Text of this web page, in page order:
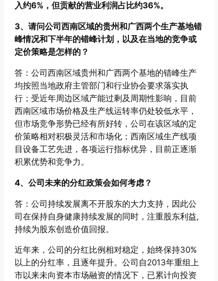
入约6%，但贡献的营业利润占比约36%。
3、请问公司西南区域的贵州和广西两个生产基地错
峰情况和下半年的错峰计划，以及在当地的竞争或
定价策略是怎样的？
答：公司西南区域贵州和广西两个基地的错峰生产
均按照当地政府主管部门和行业协会要求落实执
行；受近年周边区域产能过剩及周期性影响，目前
西南区域市场价格及生产线运转率仍处较低水平，
但市场竞争形势已经有所好转，公司在该区域的定
价策略相对积极灵活和市场化；西南区域生产线项
目设备工艺先进，各项运行指标优异，目前正逐渐
积累优势和竞争力。
4、公司未来的分红政策会如何考虑？
答：公司持续发展离不开股东的大力支持，因此公
司在保持自身健康持续发展的同时，注重股东利益,
持续为股东创造价值回报。
近年来，公司的分红比例相对稳定，始终保持30%
以上的分红率，且逐年提升。公司自2013年重组上
市以来未向资本市场融资的情况下，已累计向投资